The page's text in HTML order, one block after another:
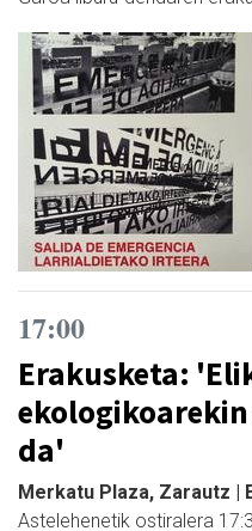
17:00
Erakusketa:
da'
Merkatu Plaza, Zarautz |
Astelehenetik ostiralera